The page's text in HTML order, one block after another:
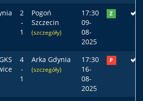
2
-
1
Pogoń
Szczecin
(szczegóły)
17:30
09-
08-
2025
Z
4
-
1
Arka Gdynia
(szczegóły)
17:30
16-
08-
2025
P